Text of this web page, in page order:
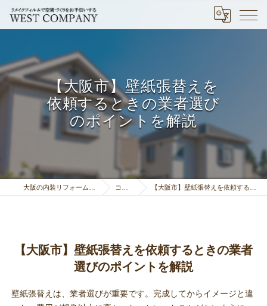
【大阪市】壁紙張替えを
依頼するときの業者選び
のポイントを解説
コラム一覧 【大阪市】壁紙張替えを依頼するときの業者選びのポイントを解説
【大阪市】壁紙張替えを依頼するときの業者
選びのポイントを解説
壁紙張替えは、業者選びが重要です。完成してからイメージと違